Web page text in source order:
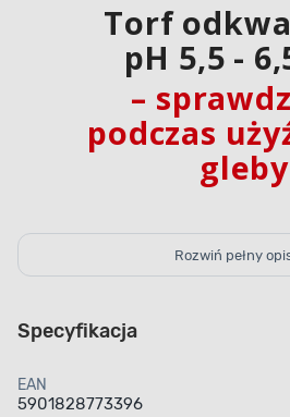
Torf
pH 5,5 -
–
podczas
gleby
mieszanina torfów o różnym
odkwaszona kredą. Produkt
przywracając glebie równowagę
jest przeznaczone do
sprawdzi się w przypadku
Rozwiń pełny
Specyfikacja
EAN
5901828773396